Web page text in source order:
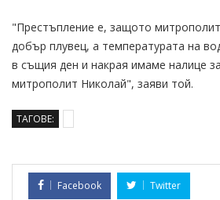
"Престъпление е, защото
добър плувец, а температурата на
в същия ден и накрая имаме налице
митрополит Николай", заяви той.
ТАГОВЕ:
Facebook Twitter